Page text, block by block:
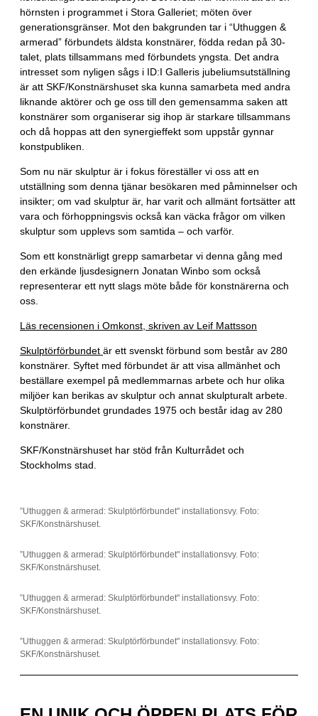
hörnsten i programmet i Stora Galleriet; möten över
generationsgränser. Mot den bakgrunden tar i “Uthuggen &
armerad” förbundets äldsta konstnärer, födda redan på 30-
talet, plats tillsammans med förbundets yngsta. Det andra
intresset som nyligen sågs i ID:I Galleris jubeliumsutställning
är att SKF/Konstnärshuset ska kunna samarbeta med andra
liknande aktörer och ge oss till den gemensamma saken att
konstnärer som organiserar sig ihop är starkare tillsammans
och då hoppas att den synergieffekt som uppstår gynnar
konstpubliken.
Som nu när skulptur är i fokus föreställer vi oss att en
utställning som denna tjänar besökaren med påminnelser och
insikter; om vad skulptur är, har varit och allmänt fortsätter att
vara och förhoppningsvis också kan väcka frågor om vilken
skulptur som upplevs som samtida – och varför.
Som ett konstnärligt grepp samarbetar vi denna gång med
den erkände ljusdesignern Jonatan Winbo som också
representerar ett nytt slags möte både för konstnärerna och
oss.
Läs recensionen i Omkonst, skriven av Leif Mattsson
Skulptörförbundet är ett svenskt förbund som består av 280
konstnärer. Syftet med förbundet är att visa allmänhet och
beställare exempel på medlemmarnas arbete och hur olika
miljöer kan berikas av skulptur och annat skulpturalt arbete.
Skulptörförbundet grundades 1975 och består idag av 280
konstnärer.
SKF/Konstnärshuset har stöd från Kulturrådet och
Stockholms stad.
”Uthuggen & armerad: Skulptörförbundet" installationsvy. Foto:
SKF/Konstnärshuset.
”Uthuggen & armerad: Skulptörförbundet" installationsvy. Foto:
SKF/Konstnärshuset.
”Uthuggen & armerad: Skulptörförbundet" installationsvy. Foto:
SKF/Konstnärshuset.
”Uthuggen & armerad: Skulptörförbundet" installationsvy. Foto:
SKF/Konstnärshuset.